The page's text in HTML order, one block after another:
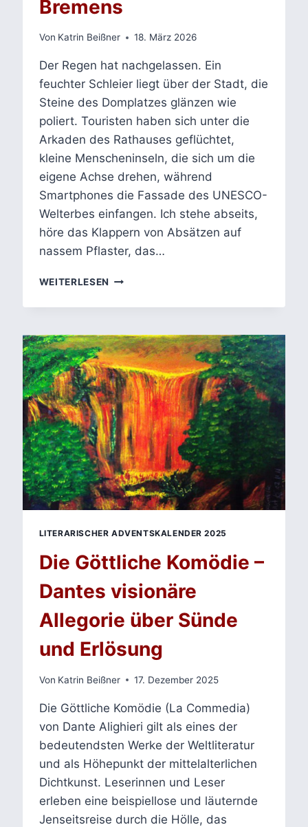
Bremens
Von Katrin Beißner 18. März 2026
Der Regen hat nachgelassen. Ein
feuchter Schleier liegt über der Stadt, die
Steine des Domplatzes glänzen wie
poliert. Touristen haben sich unter die
Arkaden des Rathauses geflüchtet,
kleine Menscheninseln, die sich um die
eigene Achse drehen, während
Smartphones die Fassade des UNESCO-
Welterbes einfangen. Ich stehe abseits,
höre das Klappern von Absätzen auf
nassem Pflaster, das…
WEITERLESEN WESER,
UND
FLANERIE
DURCH
ZEITSCHICHTEN
BREMENS
LITERARISCHER ADVENTSKALENDER 2025
Die Göttliche Komödie –
Dantes visionäre
Allegorie über Sünde
und Erlösung
Von Katrin Beißner 17. Dezember 2025
Die Göttliche Komödie (La Commedia)
von Dante Alighieri gilt als eines der
bedeutendsten Werke der Weltliteratur
und als Höhepunkt der mittelalterlichen
Dichtkunst. Leserinnen und Leser
erleben eine beispiellose und läuternde
Jenseitsreise durch die Hölle, das